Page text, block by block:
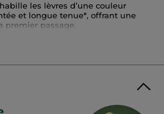
habille les lèvres d’une couleur
et longue tenue*, offrant une
premier passage.
en huile de cameline,
plus lisses et douces, les lèvres
sans filer dans les ridules tandis
épouse les lèvres avec